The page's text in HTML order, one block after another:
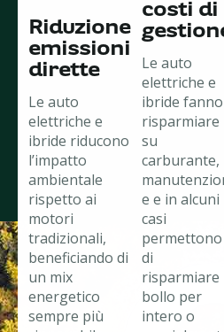
Riduzione
emissioni
dirette
Le auto
elettriche e
ibride riducono
l’impatto
ambientale
rispetto ai
motori
tradizionali,
beneficiando di
un mix
energetico
sempre più
costi di
Le auto
elettriche e
ibride fanno
risparmiare
su
carburante,
e e in alcuni
casi
permettono
di
risparmiare
bollo per
intero o